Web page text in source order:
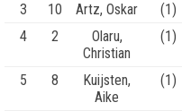
3 10 Artz, Oskar (1)
4
2
Olaru,
Christian
(1)
5 8
Kuijsten,
Aike
(1)